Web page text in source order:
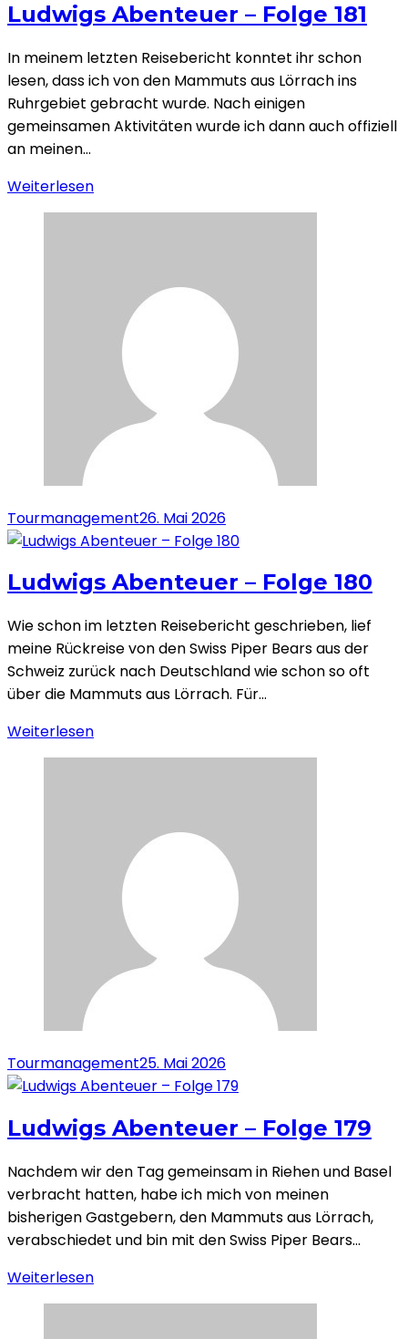
Ludwigs Abenteuer – Folge 181
In meinem letzten Reisebericht konntet ihr schon
lesen, dass ich von den Mammuts aus Lörrach ins
Ruhrgebiet gebracht wurde. Nach einigen
gemeinsamen Aktivitäten wurde ich dann auch offiziell
an meinen…
Weiterlesen
Tourmanagement26. Mai 2026
Ludwigs Abenteuer – Folge 180
Wie schon im letzten Reisebericht geschrieben, lief
meine Rückreise von den Swiss Piper Bears aus der
Schweiz zurück nach Deutschland wie schon so oft
über die Mammuts aus Lörrach. Für…
Weiterlesen
Tourmanagement25. Mai 2026
Ludwigs Abenteuer – Folge 179
Nachdem wir den Tag gemeinsam in Riehen und Basel
verbracht hatten, habe ich mich von meinen
bisherigen Gastgebern, den Mammuts aus Lörrach,
verabschiedet und bin mit den Swiss Piper Bears…
Weiterlesen